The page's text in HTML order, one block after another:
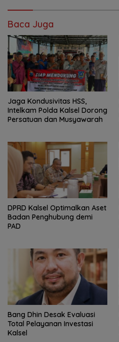
Baca Juga
Jaga Kondusivitas HSS,
Intelkam Polda Kalsel Dorong
Persatuan dan Musyawarah
‎DPRD Kalsel Optimalkan Aset
Badan Penghubung demi
PAD
‎Bang Dhin Desak Evaluasi
Total Pelayanan Investasi
Kalsel